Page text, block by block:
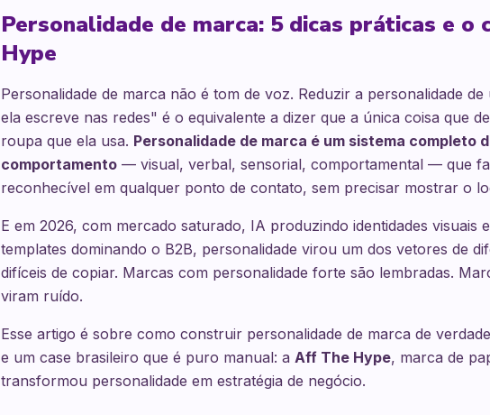
Personalidade de marca: 5 dicas práticas e o
Hype
Personalidade de marca não é tom de voz. Reduzir a personalidade
ela escreve nas redes" é o equivalente a dizer que a única coisa que
roupa que ela usa. Personalidade de marca é um sistema completo
comportamento — visual, verbal, sensorial, comportamental — que
reconhecível em qualquer ponto de contato, sem precisar mostrar o
E em 2026, com mercado saturado, IA produzindo identidades visuais
templates dominando o B2B, personalidade virou um dos vetores de
difíceis de copiar. Marcas com personalidade forte são lembradas.
viram ruído.
Esse artigo é sobre como construir personalidade de marca de
e um case brasileiro que é puro manual: a Aff The Hype, marca de
transformou personalidade em estratégia de negócio.